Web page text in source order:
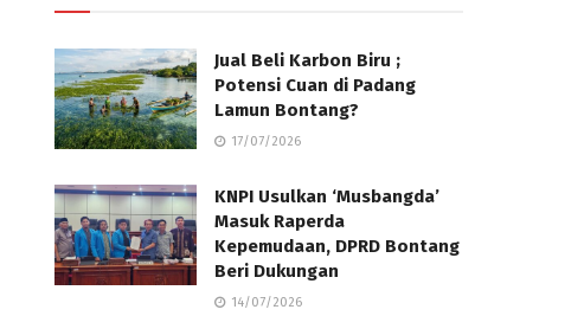
Jual Beli Karbon Biru ;
Potensi Cuan di Padang
Lamun Bontang?
17/07/2026
KNPI Usulkan ‘Musbangda’
Masuk Raperda
Kepemudaan, DPRD Bontang
Beri Dukungan
14/07/2026